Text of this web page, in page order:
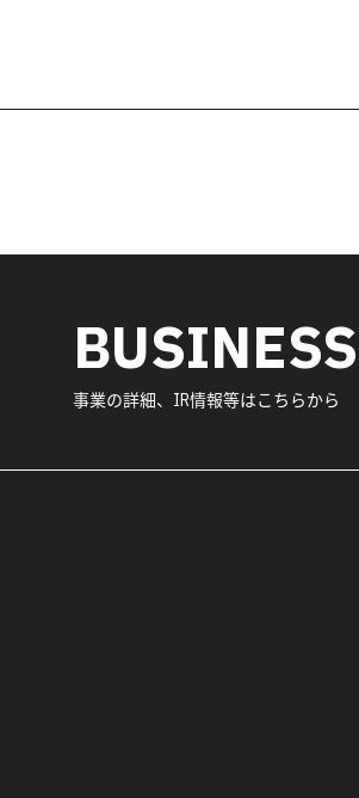
BUSINESS
事業の詳細、IR情報等はこちらから